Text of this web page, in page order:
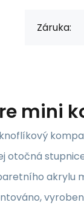
Záruka:
mini
otočná
akrylu